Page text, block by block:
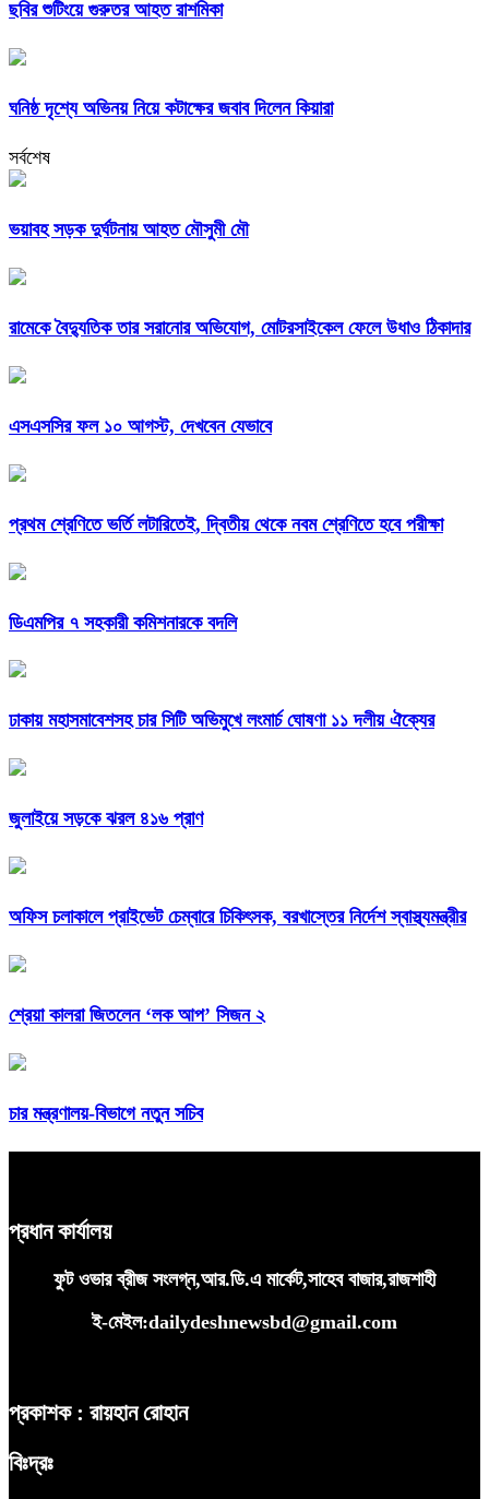
ছবির শুটিংয়ে গুরুতর আহত রাশমিকা
ঘনিষ্ঠ দৃশ্যে অভিনয় নিয়ে কটাক্ষের জবাব দিলেন কিয়ারা
সর্বশেষ
ভয়াবহ সড়ক দুর্ঘটনায় আহত মৌসুমী মৌ
রামেকে বৈদ্যুতিক তার সরানোর অভিযোগ, মোটরসাইকেল ফেলে উধাও ঠিকাদার
এসএসসির ফল ১০ আগস্ট, দেখবেন যেভাবে
প্রথম শ্রেণিতে ভর্তি লটারিতেই, দ্বিতীয় থেকে নবম শ্রেণিতে হবে পরীক্ষা
ডিএমপির ৭ সহকারী কমিশনারকে বদলি
ঢাকায় মহাসমাবেশসহ চার সিটি অভিমুখে লংমার্চ ঘোষণা ১১ দলীয় ঐক্যের
জুলাইয়ে সড়কে ঝরল ৪১৬ প্রাণ
অফিস চলাকালে প্রাইভেট চেম্বারে চিকিৎসক, বরখাস্তের নির্দেশ স্বাস্থ্যমন্ত্রীর
শ্রেয়া কালরা জিতলেন ‘লক আপ’ সিজন ২
চার মন্ত্রণালয়-বিভাগে নতুন সচিব
প্রধান কার্যালয়
ফুট ওভার ব্রীজ সংলগ্ন,আর.ডি.এ মার্কেট,সাহেব বাজার,রাজশাহী
ই-মেইল:dailydeshnewsbd@gmail.com
প্রকাশক : রায়হান রোহান
বিঃদ্রঃ